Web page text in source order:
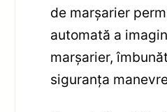
de marșarier
automată a
marșarier,
siguranța